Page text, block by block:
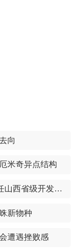
向
米奇异点结构
85后中北大学教授王志坚获公示拟任山西省级开发区正职
新物种
遭遇挫败感